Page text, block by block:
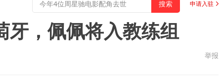
申请入驻
牙，佩佩将入教练组
举报